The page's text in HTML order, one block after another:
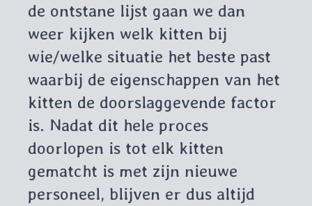
de ontstane lijst gaan we dan
weer kijken welk kitten bij
wie/welke situatie het beste past
waarbij de eigenschappen van het
kitten de doorslaggevende factor
is. Nadat dit hele proces
doorlopen is tot elk kitten
gematcht is met zijn nieuwe
personeel, blijven er dus altijd